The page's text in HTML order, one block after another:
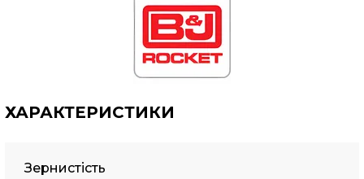
ХАРАКТЕРИСТИКИ
Зернистість